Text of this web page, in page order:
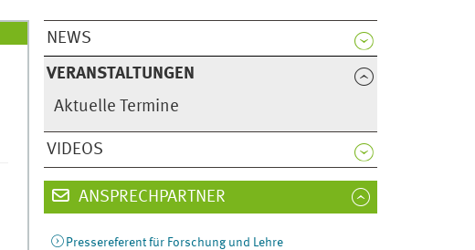
NEWS
VERANSTALTUNGEN
Aktuelle Termine
VIDEOS
ANSPRECHPARTNER
Pressereferent für Forschung und Lehre